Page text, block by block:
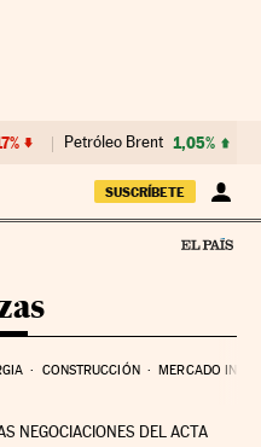
Petróleo Brent 1,05%
SUSCRÍBETE
CONSTRUCCIÓN MERCADO
NEGOCIACIONES DEL ACTA